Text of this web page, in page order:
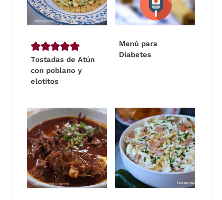
Tostadas de Atún
con poblano y
elotitos
Menú para
Diabetes